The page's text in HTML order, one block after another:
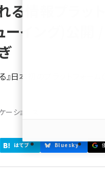
情報プラット
イング)公開 /
日本初のプラットフォー
ションズ
はてブ Bluesky